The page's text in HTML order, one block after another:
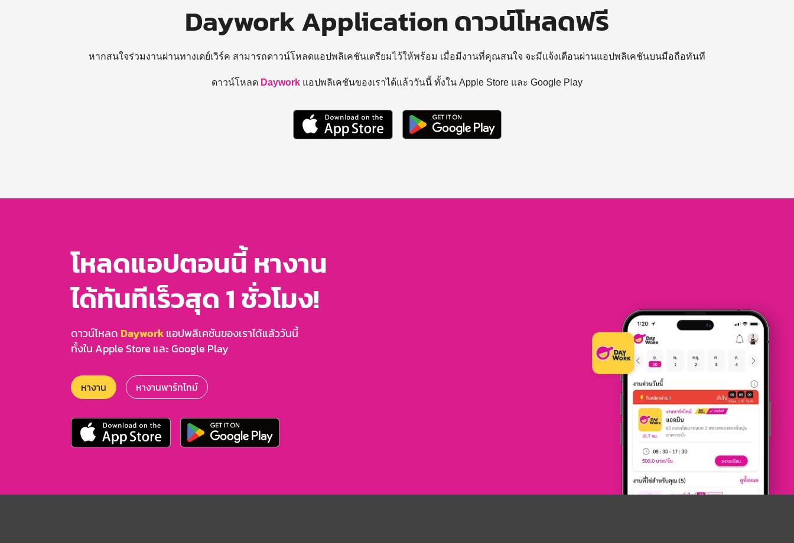
Daywork Application ดาวน์โหลดฟรี
หากสนใจร่วมงานผ่านทางเดย์เวิร์ค สามารถดาวน์โหลดแอปพลิเคชันเตรียมไว้ให้พร้อม เมื่อมีงานที่คุณสนใจ จะมีแจ้งเตือนผ่านแอปพลิเคชันบนมือถือทันที
ดาวน์โหลด Daywork แอปพลิเคชันของเราได้แล้ววันนี้ ทั้งใน Apple Store และ Google Play
โหลดแอปตอนนี้ หางาน
ได้ทันทีเร็วสุด 1 ชั่วโมง!
ดาวน์โหลด Dayworkแอปพลิเคชันของเราได้แล้ววันนี้
ทั้งใน Apple Store และ Google Play
หางาน หางานพาร์ทไทม์